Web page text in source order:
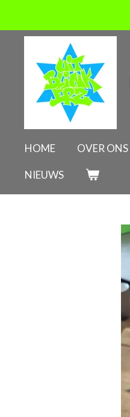
direct
hoofdinhoud
HOME OVER ONS
NIEUWS